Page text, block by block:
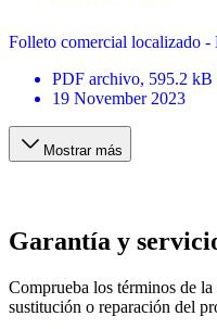
Folleto comercial localizado -
PDF archivo, 595.2 kB
19 November 2023
Mostrar más
Garantía y
Comprueba los términos de
sustitución o reparación del